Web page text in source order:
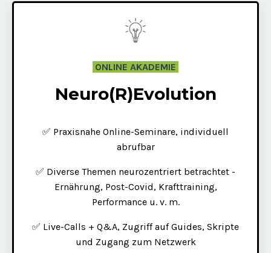
ONLINE AKADEMIE
Neuro(R)Evolution
✅ Praxisnahe Online-Seminare, individuell
abrufbar
✅ Diverse Themen neurozentriert betrachtet -
Ernährung, Post-Covid, Krafttraining,
Performance u. v. m.
✅ Live-Calls + Q&A, Zugriff auf Guides, Skripte
und Zugang zum Netzwerk